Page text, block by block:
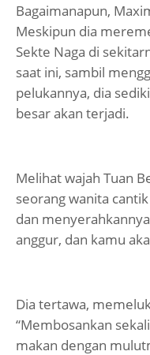
Bagaimanapun,
Meskipun dia
Sekte Naga di
saat ini, sambil
pelukannya, dia
besar akan terjadi.
Melihat wajah Tuan
seorang wanita
dan
anggur, dan kamu
Dia tertawa,
“Membosankan
makan dengan